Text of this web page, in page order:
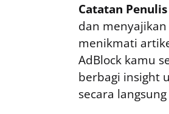
Catatan
dan
menikmati
AdBlock kamu
berbagi insight
secara